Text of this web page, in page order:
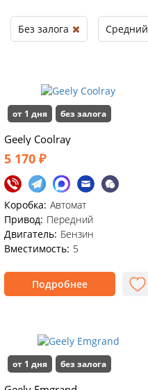
от 1 дня без залога
Geely Coolray
5 170 ₽
Коробка: Автомат
Привод: Передний
Двигатель: Бензин
Вместимость: 5
Подробнее
от 1 дня без залога
Без залога Средний